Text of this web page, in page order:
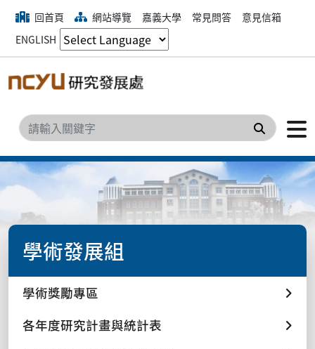
回首頁 網站導覽 嘉義大學 常見問答
意見信箱
ENGLISH
搜尋
學術發展組
學術獎勵專區
各年度研究計畫與統計表